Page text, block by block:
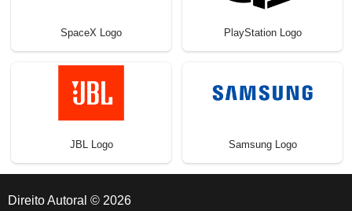
SpaceX Logo PlayStation Logo
JBL Logo Samsung Logo
Direito Autoral © 2026